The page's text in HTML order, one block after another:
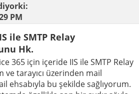
PM
ile SMTP Relay
Hk.
365 için içeride IIS ile SMTP Relay
ve tarayıcı üzerinden mail
ehsabıyla bu şekilde sağlıyorum.